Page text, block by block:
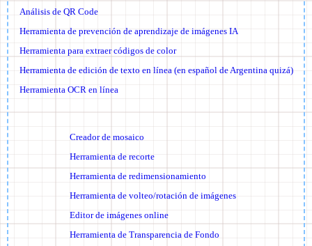
Análisis de QR Code
Herramienta de prevención de aprendizaje de imágenes IA
Herramienta para extraer códigos de color
Herramienta de edición de texto en línea (en español de Argentina quizá)
Herramienta OCR en línea
Creador de mosaico
Herramienta de recorte
Herramienta de redimensionamiento
Herramienta de volteo/rotación de imágenes
Editor de imágenes online
Herramienta de Transparencia de Fondo